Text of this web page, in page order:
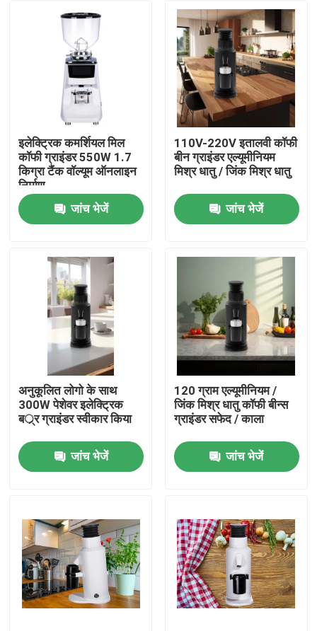
घर
उत्पादों
वीआर दिखाएँ
हमारे बारे में
कारखाना भ्रमण
गुणवत्ता नियंत्रण
मामलों
कॉफी बीन ग्राइंडर
इलेक्ट्रिक कमर्शियल मिल
कॉफी ग्राइंडर 550W 1.7
किग्रा टैंक वॉल्यूम ऑनलाइन
निर्माण
जांच भेजें
110V-220V इतालवी कॉफी
बीन ग्राइंडर एल्यूमीनियम
मिश्र धातु / जिंक मिश्र धातु
जांच भेजें
अनुकूलित लोगो के साथ
300W पेशेवर इलेक्ट्रिक
बर््र ग्राइंडर स्वीकार किया
जांच भेजें
120 ग्राम एल्यूमीनियम /
जिंक मिश्र धातु कॉफी बीन्स
ग्राइंडर सफेद / काला
जांच भेजें